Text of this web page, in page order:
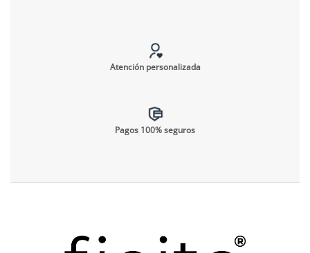
Atención personalizada
Pagos 100% seguros